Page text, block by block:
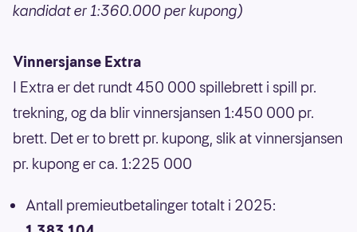
kandidat er 1:360.000 per kupong)
Vinnersjanse Extra
I Extra er det rundt 450 000 spillebrett i spill pr.
trekning, og da blir vinnersjansen 1:450 000 pr.
brett. Det er to brett pr. kupong, slik at vinnersjansen
pr. kupong er ca. 1:225 000
Antall premieutbetalinger totalt i 2025: